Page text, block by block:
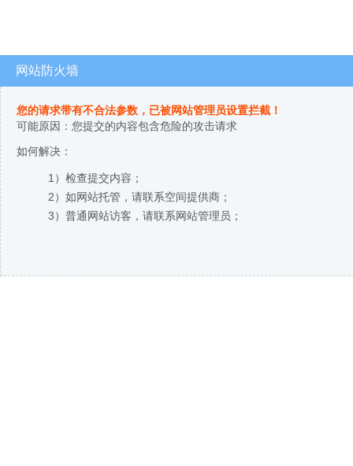
网站防火墙
您的请求带有不合法参数，已被网站管理员设置拦截！
可能原因：您提交的内容包含危险的攻击请求
如何解决：
1）检查提交内容；
2）如网站托管，请联系空间提供商；
3）普通网站访客，请联系网站管理员；